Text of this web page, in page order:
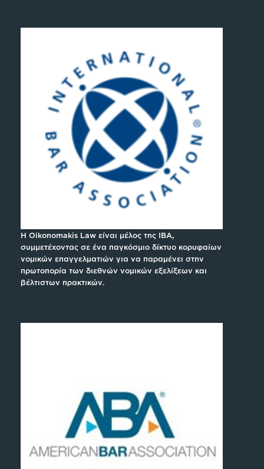
H Oikonomakis Law είναι μέλος της IBA,
συμμετέχοντας σε ένα παγκόσμιο δίκτυο κορυφαίων
νομικών επαγγελματιών για να παραμένει στην
πρωτοπορία των διεθνών νομικών εξελίξεων και
βέλτιστων πρακτικών.